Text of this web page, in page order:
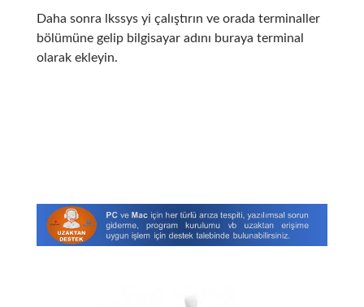
Daha sonra lkssys yi çalıştırın ve orada terminaller
bölümüne gelip bilgisayar adını buraya terminal
olarak ekleyin.